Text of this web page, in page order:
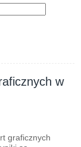
w
graficznych